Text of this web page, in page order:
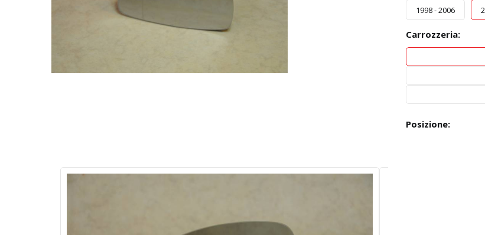
1998 - 2006
Carrozzeria:
Posizione: